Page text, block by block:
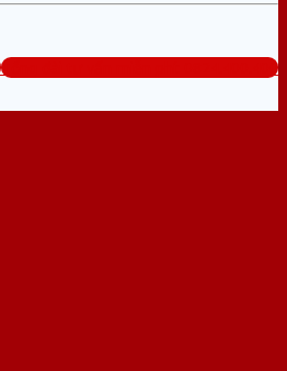
Tổng đài tư vấn miễn phí: 0824.400.400